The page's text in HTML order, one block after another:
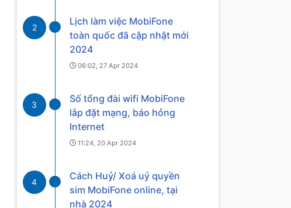
2
Lịch làm việc MobiFone
toàn quốc đã cập nhật mới
2024
06:02, 27 Apr 2024
3
Số tổng đài wifi MobiFone
lắp đặt mạng, báo hỏng
Internet
11:24, 20 Apr 2024
4
Cách Huỷ/ Xoá uỷ quyền
sim MobiFone online, tại
nhà 2024